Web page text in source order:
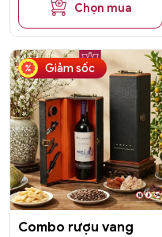
Chọn mua
Giảm sốc
Combo rượu vang